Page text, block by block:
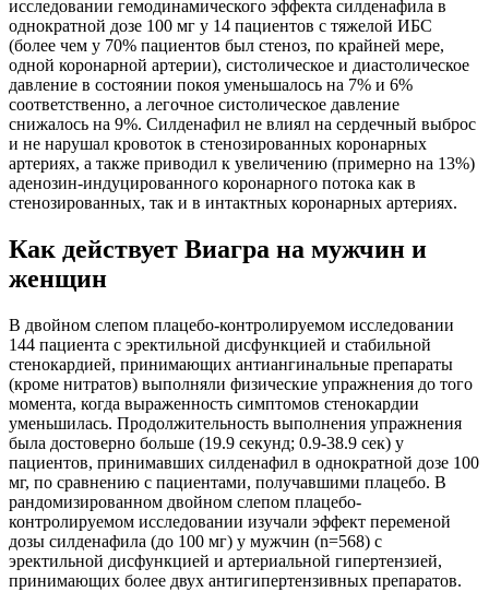
исследовании гемодинамического эффекта силденафила в
однократной дозе 100 мг у 14 пациентов с тяжелой ИБС
(более чем у 70% пациентов был стеноз, по крайней мере,
одной коронарной артерии), систолическое и диастолическое
давление в состоянии покоя уменьшалось на 7% и 6%
соответственно, а легочное систолическое давление
снижалось на 9%. Силденафил не влиял на сердечный выброс
и не нарушал кровоток в стенозированных коронарных
артериях, а также приводил к увеличению (примерно на 13%)
аденозин-индуцированного коронарного потока как в
стенозированных, так и в интактных коронарных артериях.
Как действует Виагра на мужчин и
женщин
В двойном слепом плацебо-контролируемом исследовании
144 пациента с эректильной дисфункцией и стабильной
стенокардией, принимающих антиангинальные препараты
(кроме нитратов) выполняли физические упражнения до того
момента, когда выраженность симптомов стенокардии
уменьшилась. Продолжительность выполнения упражнения
была достоверно больше (19.9 секунд; 0.9-38.9 сек) у
пациентов, принимавших силденафил в однократной дозе 100
мг, по сравнению с пациентами, получавшими плацебо. В
рандомизированном двойном слепом плацебо-
контролируемом исследовании изучали эффект переменой
дозы силденафила (до 100 мг) у мужчин (n=568) с
эректильной дисфункцией и артериальной гипертензией,
принимающих более двух антигипертензивных препаратов.